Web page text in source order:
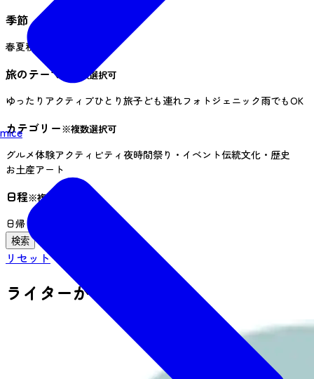
mice
季節
春夏秋
旅のテーマ ※複数選択可
ゆったり アクティブひとり旅子ども連れフォトジェニック雨でもOK
カテゴリー※複数選択可
グルメ体験アクティビティ 夜時間祭り・イベント伝統文化・歴史
お土産アート
日程※複数選択可
日帰り
リセット
ライターからさがす